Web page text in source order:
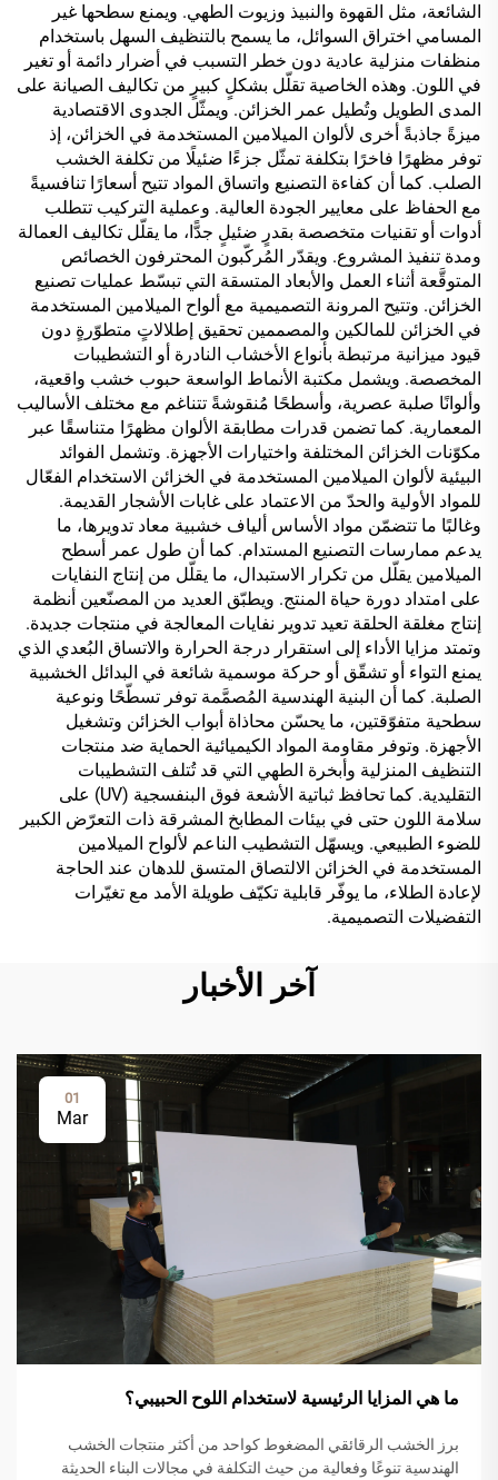
الشائعة، مثل القهوة والنبيذ وزيوت الطهي. ويمنع سطحها غير
المسامي اختراق السوائل، ما يسمح بالتنظيف السهل باستخدام
منظفات منزلية عادية دون خطر التسبب في أضرار دائمة أو تغير
في اللون. وهذه الخاصية تقلّل بشكلٍ كبيرٍ من تكاليف الصيانة على
المدى الطويل وتُطيل عمر الخزائن. ويمثّل الجدوى الاقتصادية
ميزةً جاذبةً أخرى لألوان الميلامين المستخدمة في الخزائن، إذ
توفر مظهرًا فاخرًا بتكلفة تمثّل جزءًا ضئيلًا من تكلفة الخشب
الصلب. كما أن كفاءة التصنيع واتساق المواد تتيح أسعارًا تنافسيةً
مع الحفاظ على معايير الجودة العالية. وعملية التركيب تتطلب
أدوات أو تقنيات متخصصة بقدرٍ ضئيلٍ جدًّا، ما يقلّل تكاليف العمالة
ومدة تنفيذ المشروع. ويقدّر المُركّبون المحترفون الخصائص
المتوقَّعة أثناء العمل والأبعاد المتسقة التي تبسّط عمليات تصنيع
الخزائن. وتتيح المرونة التصميمية مع ألواح الميلامين المستخدمة
في الخزائن للمالكين والمصممين تحقيق إطلالاتٍ متطوّرةٍ دون
قيود ميزانية مرتبطة بأنواع الأخشاب النادرة أو التشطيبات
المخصصة. ويشمل مكتبة الأنماط الواسعة حبوب خشب واقعية،
وألوانًا صلبة عصرية، وأسطحًا مُنقوشةً تتناغم مع مختلف الأساليب
المعمارية. كما تضمن قدرات مطابقة الألوان مظهرًا متناسقًا عبر
مكوّنات الخزائن المختلفة واختيارات الأجهزة. وتشمل الفوائد
البيئية لألوان الميلامين المستخدمة في الخزائن الاستخدام الفعّال
للمواد الأولية والحدّ من الاعتماد على غابات الأشجار القديمة.
وغالبًا ما تتضمّن مواد الأساس ألياف خشبية معاد تدويرها، ما
يدعم ممارسات التصنيع المستدام. كما أن طول عمر أسطح
الميلامين يقلّل من تكرار الاستبدال، ما يقلّل من إنتاج النفايات
على امتداد دورة حياة المنتج. ويطبّق العديد من المصنّعين أنظمة
إنتاج مغلقة الحلقة تعيد تدوير نفايات المعالجة في منتجات جديدة.
وتمتد مزايا الأداء إلى استقرار درجة الحرارة والاتساق البُعدي الذي
يمنع التواء أو تشقّق أو حركة موسمية شائعة في البدائل الخشبية
الصلبة. كما أن البنية الهندسية المُصمَّمة توفر تسطّحًا ونوعية
سطحية متفوّقتين، ما يحسّن محاذاة أبواب الخزائن وتشغيل
الأجهزة. وتوفر مقاومة المواد الكيميائية الحماية ضد منتجات
التنظيف المنزلية وأبخرة الطهي التي قد تُتلف التشطيبات
التقليدية. كما تحافظ ثباتية الأشعة فوق البنفسجية (UV) على
سلامة اللون حتى في بيئات المطابخ المشرقة ذات التعرّض الكبير
للضوء الطبيعي. ويسهّل التشطيب الناعم لألواح الميلامين
المستخدمة في الخزائن الالتصاق المتسق للدهان عند الحاجة
لإعادة الطلاء، ما يوفّر قابلية تكيّف طويلة الأمد مع تغيّرات
التفضيلات التصميمية.
آخر الأخبار
01
Mar
ما هي المزايا الرئيسية لاستخدام اللوح الحبيبي؟
برز الخشب الرقائقي المضغوط كواحد من أكثر منتجات الخشب
الهندسية تنوعًا وفعالية من حيث التكلفة في مجالات البناء الحديثة